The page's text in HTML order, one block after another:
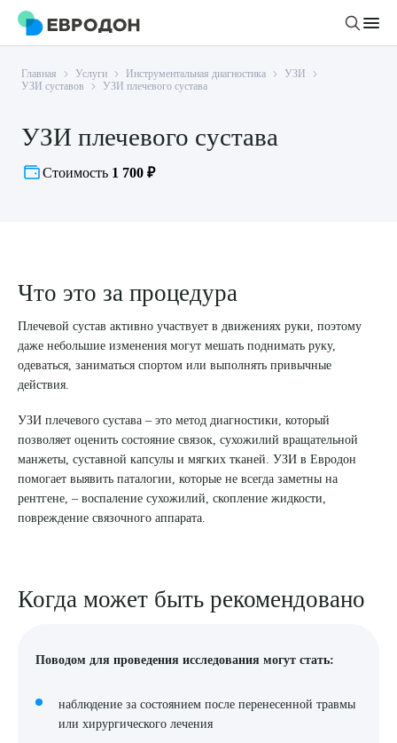
Личный кабинет
О компании
Новости
Врачам
Политика конфиденциальности
Пользовательское соглашение
Врачи
Лабораторная диагностика
Хирургический стационар
Подготовка к анализам
Подготовка к диагностике
ДМС
Акции
Филиалы
8 (863) 309-05-06
ЗАКАЗАТЬ ЗВОНОК
Главная Услуги Инструментальная диагностика
УЗИ
УЗИ суставов
УЗИ плечевого сустава
УЗИ плечевого сустава
Стоимость 1 700 ₽
Что это за процедура
Плечевой сустав активно участвует в движениях руки, поэтому
даже небольшие изменения могут мешать поднимать руку,
одеваться, заниматься спортом или выполнять привычные
действия.
УЗИ плечевого сустава – это метод диагностики, который
позволяет оценить состояние связок, сухожилий вращательной
манжеты, суставной капсулы и мягких тканей. УЗИ в Евродон
помогает выявить паталогии, которые не всегда заметны на
рентгене, – воспаление сухожилий, скопление жидкости,
повреждение связочного аппарата.
Когда может быть рекомендовано
Поводом для проведения исследования могут стать:
наблюдение за состоянием после перенесенной травмы
или хирургического лечения